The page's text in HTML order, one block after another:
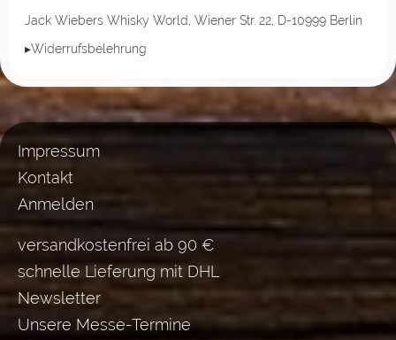
Jack Wiebers Whisky World, Wiener Str. 22, D-10999 Berlin
▸Widerrufsbelehrung
Impressum
Kontakt
Anmelden
versandkostenfrei ab 90 €
schnelle Lieferung mit DHL
Newsletter
Unsere Messe-Termine